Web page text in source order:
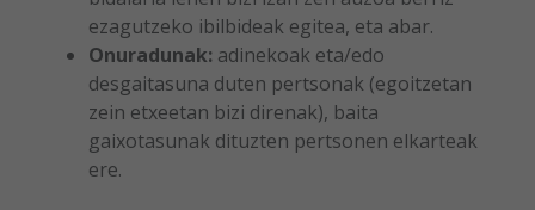
ezagutzeko ibilbideak egitea, eta abar.
Onuradunak: adinekoak eta/edo
desgaitasuna duten pertsonak (egoitzetan
zein etxeetan bizi direnak), baita
gaixotasunak dituzten pertsonen elkarteak
ere.